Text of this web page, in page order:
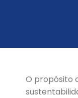
O propósito